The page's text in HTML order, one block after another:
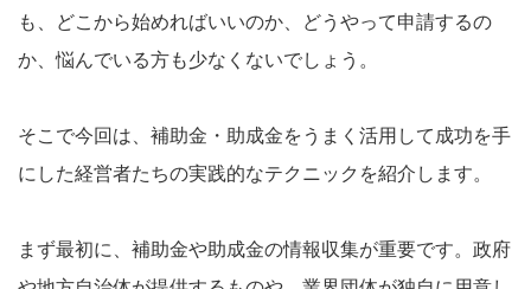
も、どこから始めればいいのか、どうやって申請するの
か、悩んでいる方も少なくないでしょう。
そこで今回は、補助金・助成金をうまく活用して成功を手
にした経営者たちの実践的なテクニックを紹介します。
まず最初に、補助金や助成金の情報収集が重要です。政府